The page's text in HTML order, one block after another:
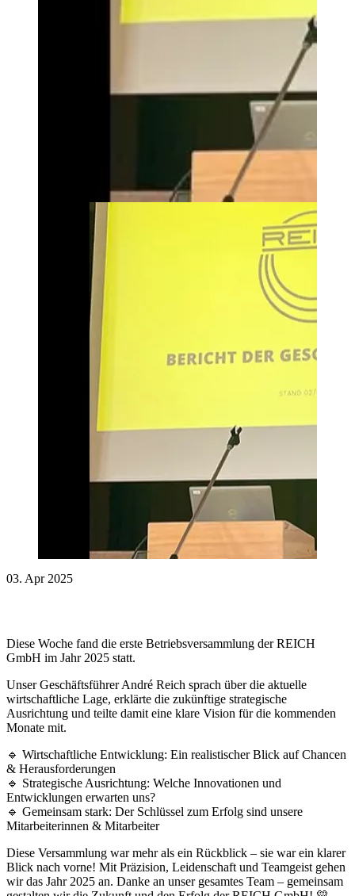
03. Apr 2025
Diese Woche fand die erste Betriebsversammlung der REICH
GmbH im Jahr 2025 statt.
Unser Geschäftsführer André Reich sprach über die aktuelle
wirtschaftliche Lage, erklärte die zukünftige strategische
Ausrichtung und teilte damit eine klare Vision für die kommenden
Monate mit.
🔹 Wirtschaftliche Entwicklung: Ein realistischer Blick auf Chancen
& Herausforderungen
🔹 Strategische Ausrichtung: Welche Innovationen und
Entwicklungen erwarten uns?
🔹 Gemeinsam stark: Der Schlüssel zum Erfolg sind unsere
Mitarbeiterinnen & Mitarbeiter
Diese Versammlung war mehr als ein Rückblick – sie war ein klarer
Blick nach vorne! Mit Präzision, Leidenschaft und Teamgeist gehen
wir das Jahr 2025 an. Danke an unser gesamtes Team – gemeinsam